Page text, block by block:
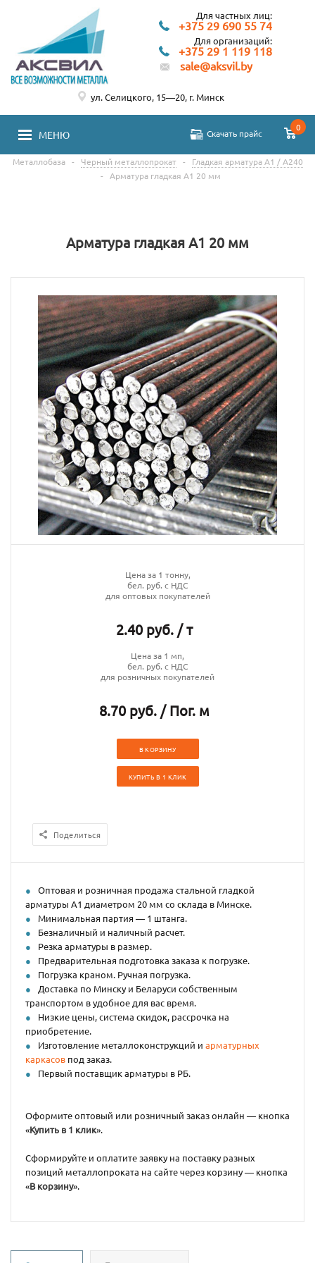
Для частных лиц:
+375 29 690 55 74
Для организаций:
+375 29 1 119 118
sale@aksvil.by
МЕНЮ Скачать прайс
0
ул. Селицкого, 15—20, г. Минск
Металлобаза - Черный металлопрокат -
Гладкая арматура А1 / А240
-
Арматура гладкая А1 20 мм
Арматура гладкая А1 20 мм
Цена за 1 тонну,
бел. руб. с НДС
для оптовых покупателей
2.40 руб. / т
Цена за 1 мп,
бел. руб. с НДС
для розничных покупателей
8.70 руб. / Пог. м
В КОРЗИНУ
КУПИТЬ В 1 КЛИК
Поделиться
Оптовая и розничная продажа стальной гладкой
арматуры А1 диаметром 20 мм со склада в Минске.
Минимальная партия — 1 штанга.
Безналичный и наличный расчет.
Резка арматуры в размер.
Предварительная подготовка заказа к погрузке.
Погрузка краном. Ручная погрузка.
Доставка по Минску и Беларуси собственным
транспортом в удобное для вас время.
Низкие цены, система скидок, рассрочка на
приобретение.
Изготовление металлоконструкций и арматурных
каркасов под заказ.
Первый поставщик арматуры в РБ.
Оформите оптовый или розничный заказ онлайн — кнопка
«Купить в 1 клик».
Сформируйте и оплатите заявку на поставку разных
позиций металлопроката на сайте через корзину — кнопка
«В корзину».